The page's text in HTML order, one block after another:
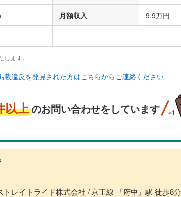
月額収入 9.9万円
ます。
載違反を発見された方はこちらからご連絡ください
以上のお問い合わせをしています ※1
レイトライド株式会社 / 京王線 「府中」駅 徒歩8分